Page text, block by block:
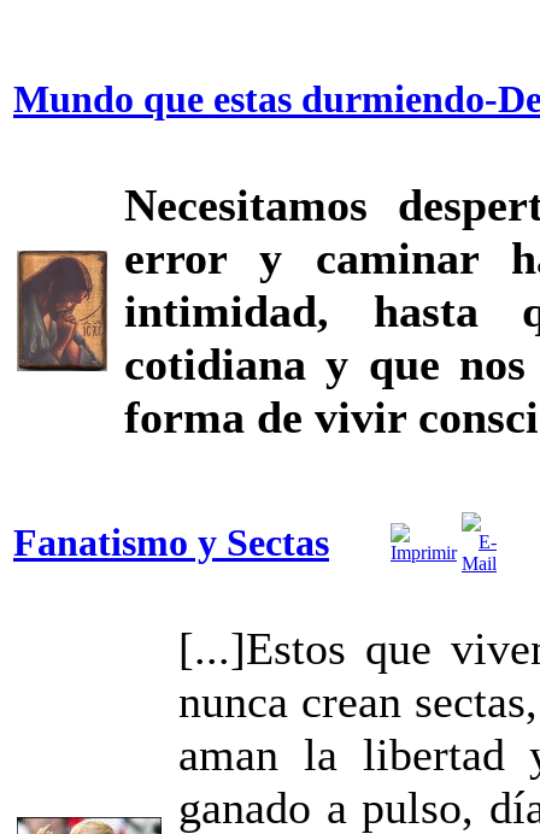
Mundo que estas durmiendo-
Necesitamos
error y caminar
intimidad, hasta
cotidiana y que
forma de vivir
Fanatismo y Sectas
[...]Estos que
nunca crean
aman la libertad
ganado a pulso,